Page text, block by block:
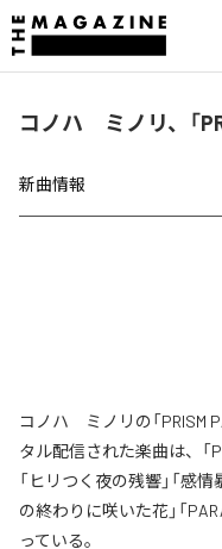
コノハ ミノリ、「
新曲情報
コノハ ミノリの「PRISM
タル配信された楽曲は、「
「ヒリつく夜の残響」「感
の終わりに咲いた花」「
っている。